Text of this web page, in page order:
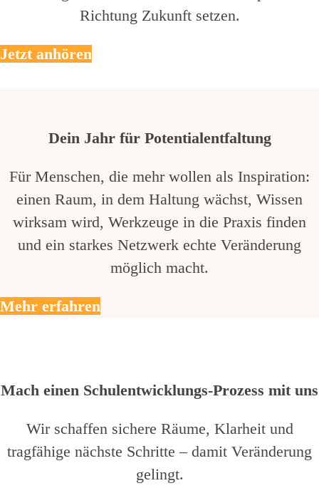
Richtung Zukunft setzen.
Jetzt anhören
Dein Jahr für Potentialentfaltung
Für Menschen, die mehr wollen als Inspiration:
einen Raum, in dem Haltung wächst, Wissen
wirksam wird, Werkzeuge in die Praxis finden
und ein starkes Netzwerk echte Veränderung
möglich macht.
Mehr erfahren
Mach einen Schulentwicklungs-Prozess mit uns
Wir schaffen sichere Räume, Klarheit und
tragfähige nächste Schritte – damit Veränderung
gelingt.